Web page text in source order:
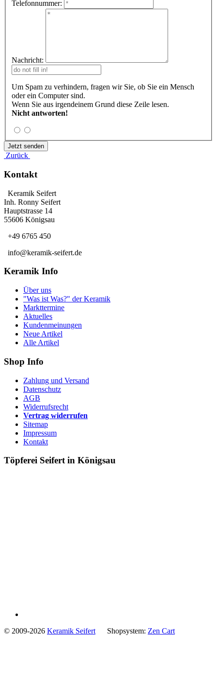
Telefonnummer:
Nachricht:
Um Spam zu verhindern, fragen wir Sie, ob Sie ein Mensch
oder ein Computer sind.
Wenn Sie aus irgendeinem Grund diese Zeile lesen.
Nicht antworten!
Zurück
Kontakt
Keramik Seifert
Inh. Ronny Seifert
Hauptstrasse 14
55606 Königsau
+49 6765 450
info@keramik-seifert.de
Keramik Info
Über uns
"Was ist Was?" der Keramik
Markttermine
Aktuelles
Kundenmeinungen
Neue Artikel
Alle Artikel
Shop Info
Zahlung und Versand
Datenschutz
AGB
Widerrufsrecht
Vertrag widerrufen
Sitemap
Impressum
Kontakt
Töpferei Seifert in Königsau
© 2009-2026 Keramik Seifert Shopsystem: Zen Cart